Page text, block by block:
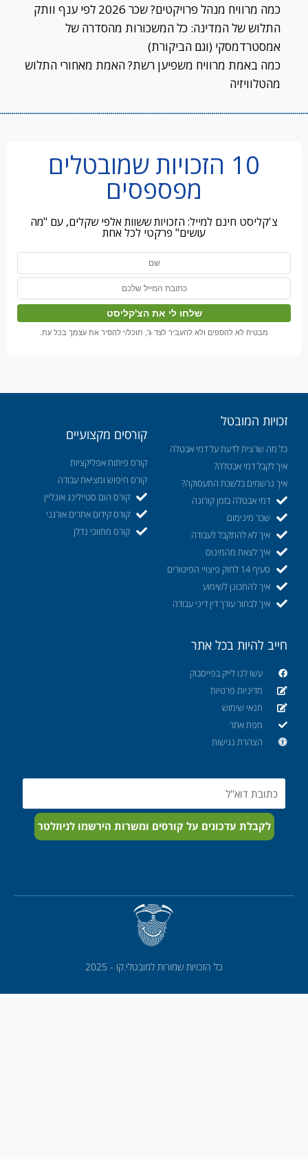
כמה מרוויח מנהל פרויקטים? שכר 2026 לפי ענף וותק
התלוש של המדינה: כל המשכורות מהסדרה של
אמסטרדמסקי (וגם הביקורת)
כמה באמת מרוויח משפיען רשת? האמת מאחורי התלוש
מהטלוויזיה
10 הזכויות שמובטלים
מפספסים
צ'קליסט חינם למייל: הזכויות ששוות אלפי שקלים, עם "מה
עושים" פרקטי לכל אחת
מבטיח לא להספים ולא להעביר לצד ג', תוכל/י להסיר את עצמך בכל עת.
זכויות המובטל
כל מה שרצית לדעת על דמי אבטלה
איך לקבל דמי אבטלה?
איך נרשמים בלשכת התעסוקה?
דמי אבטלה בזמן קורונה
שכר מינימום
איך לא להתקבל לעבודה
איך לצאת מהמינוס
סעיף 14 לחוק פיצויי הפיטורים
איך להתכונן לשימוע
איך לבחור עורך דין דיני עבודה
קורסים מקצועיים
קורס פיתוח אפליקציות
קורס חיפוש ומציאת עבודה
קורס הום סטיילינג אונליין
קורס קידום אתרים אורגני
קורס מתווכי נדלן
חייב להיות בכל אתר
עשו לנו לייק בפייסבוק
מדיניות פרטיות
תנאי שימוש
מפת אתר
הצהרת נגישות
Email
לקבלת עדכונים על קורסים ומשרות הירשמו לניוזלטר
כל הזכויות שמורות למובטלי.קו - 2025